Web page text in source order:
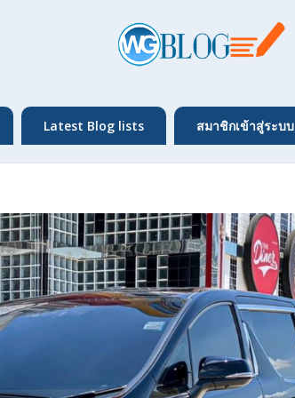
Latest Blog lists สมาชิกเข้าสู่ระบบ